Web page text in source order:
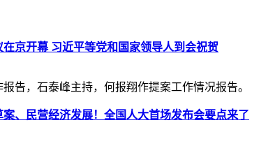
京开幕 习近平等党和国家领导人到会祝贺
告，石泰峰主持，何报翔作提案工作情况报告。
、民营经济发展！全国人大首场发布会要点来了